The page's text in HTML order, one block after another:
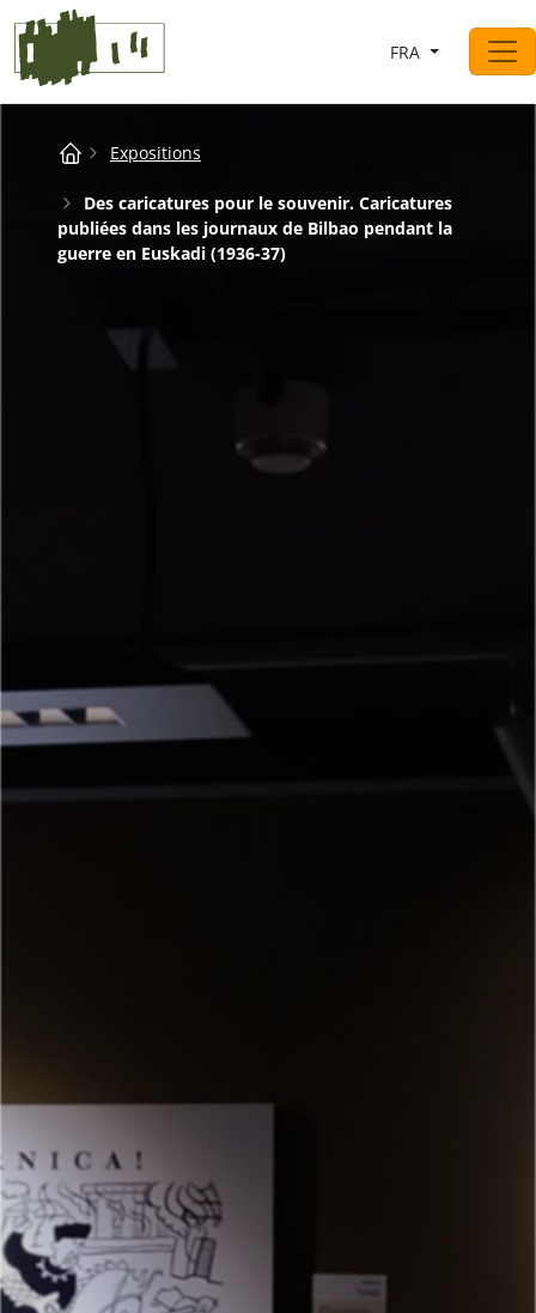
Saltar al contingut
Navigation principale
FRA
Breadcrumb
Expositions
Des caricatures pour le souvenir. Caricatures
publiées dans les journaux de Bilbao pendant la
guerre en Euskadi (1936-37)